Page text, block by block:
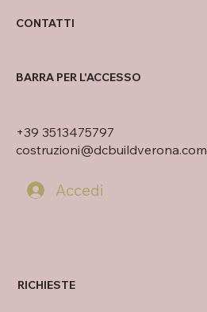
CONTATTI
+39 3513475797
costruzioni@dcbuildverona.com
BARRA PER L'ACCESSO
Accedi
RICHIESTE